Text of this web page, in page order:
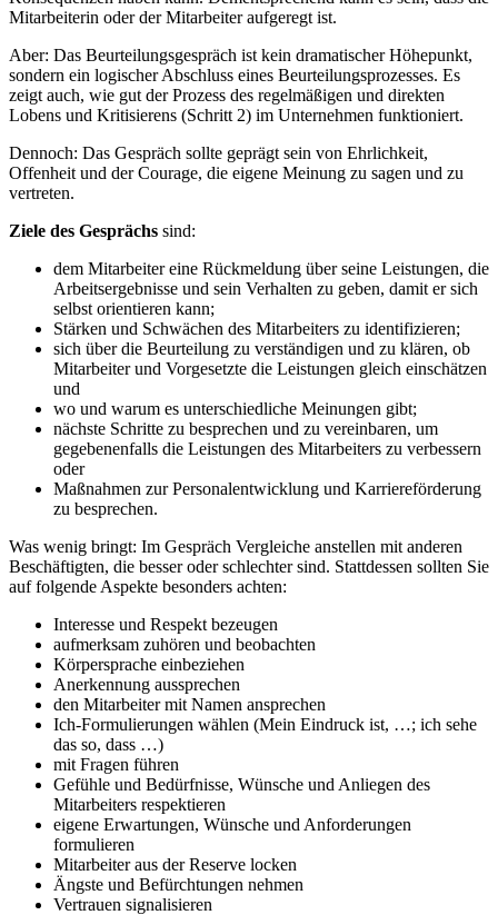
Mitarbeiterin oder der Mitarbeiter aufgeregt ist.
Aber: Das Beurteilungsgespräch ist kein dramatischer Höhepunkt,
sondern ein logischer Abschluss eines Beurteilungsprozesses. Es
zeigt auch, wie gut der Prozess des regelmäßigen und direkten
Lobens und Kritisierens (Schritt 2) im Unternehmen funktioniert.
Dennoch: Das Gespräch sollte geprägt sein von Ehrlichkeit,
Offenheit und der Courage, die eigene Meinung zu sagen und zu
vertreten.
Ziele des Gesprächs sind:
dem Mitarbeiter eine Rückmeldung über seine Leistungen, die
Arbeitsergebnisse und sein Verhalten zu geben, damit er sich
selbst orientieren kann;
Stärken und Schwächen des Mitarbeiters zu identifizieren;
sich über die Beurteilung zu verständigen und zu klären, ob
Mitarbeiter und Vorgesetzte die Leistungen gleich einschätzen
und
wo und warum es unterschiedliche Meinungen gibt;
nächste Schritte zu besprechen und zu vereinbaren, um
gegebenenfalls die Leistungen des Mitarbeiters zu verbessern
oder
Maßnahmen zur Personalentwicklung und Karriereförderung
zu besprechen.
Was wenig bringt: Im Gespräch Vergleiche anstellen mit anderen
Beschäftigten, die besser oder schlechter sind. Stattdessen sollten Sie
auf folgende Aspekte besonders achten:
Interesse und Respekt bezeugen
aufmerksam zuhören und beobachten
Körpersprache einbeziehen
Anerkennung aussprechen
den Mitarbeiter mit Namen ansprechen
Ich-Formulierungen wählen (Mein Eindruck ist, …; ich sehe
das so, dass …)
mit Fragen führen
Gefühle und Bedürfnisse, Wünsche und Anliegen des
Mitarbeiters respektieren
eigene Erwartungen, Wünsche und Anforderungen
formulieren
Mitarbeiter aus der Reserve locken
Ängste und Befürchtungen nehmen
Vertrauen signalisieren